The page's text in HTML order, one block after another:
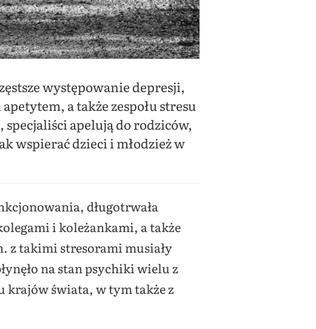
występowanie depresji,
a także zespołu stresu
apelują do rodziców,
wspierać dzieci i młodzież w
długotrwała
i koleżankami, a także
z takimi stresorami musiały
na stan psychiki wielu z
świata, w tym także z